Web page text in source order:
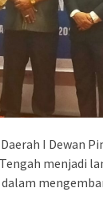
I Dewan
menjadi